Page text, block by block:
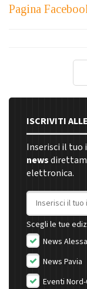
Pagina
ISCRIVITI
Inserisci il tuo
news
elettronica.
Indirizzo email
Scegli le tue
News
News Pavia
Eventi